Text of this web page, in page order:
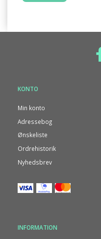
KONTO
Min konto
Adressebog
Ønskeliste
Ordrehistorik
Nyhedsbrev
INFORMATION